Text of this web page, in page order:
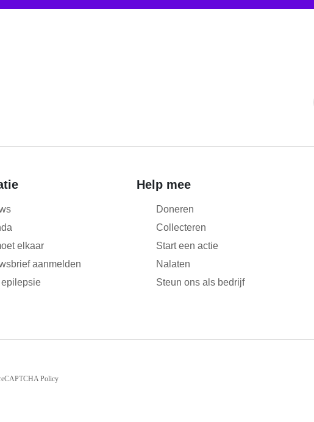
elkaar
aanmelden
epilepsie
Help mee
Doneren
Collecteren
Start een actie
Nalaten
Steun ons als bedrijf
Policy